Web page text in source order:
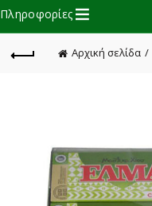
Πληροφορίες
Αρχική σελίδα